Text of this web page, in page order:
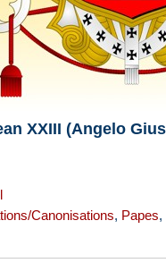
XXIII (Angelo
Canonisations, Papes,